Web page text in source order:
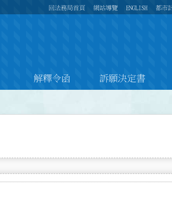
回法務局首頁 網站導覽 ENGLISH 都市
解釋令函 訴願決定書